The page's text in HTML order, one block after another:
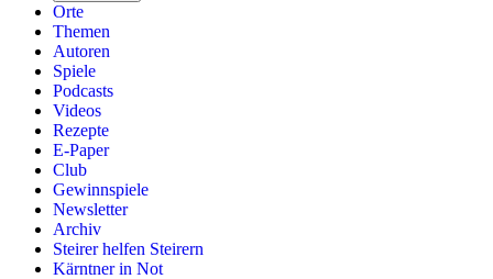
Orte
Themen
Autoren
Spiele
Podcasts
Videos
Rezepte
E-Paper
Club
Gewinnspiele
Newsletter
Archiv
Steirer helfen Steirern
Kärntner in Not